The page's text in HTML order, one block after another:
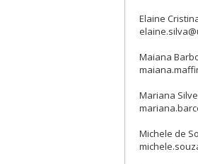
Elaine
Maiana
Mariana
Michele de